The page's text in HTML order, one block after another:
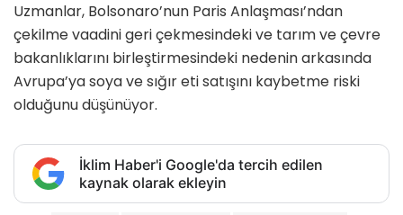
Uzmanlar, Bolsonaro’nun Paris Anlaşması’ndan
çekilme vaadini geri çekmesindeki ve tarım ve çevre
bakanlıklarını birleştirmesindeki nedenin arkasında
Avrupa’ya soya ve sığır eti satışını kaybetme riski
olduğunu düşünüyor.
İklim Haber'i Google'da tercih edilen
kaynak olarak ekleyin